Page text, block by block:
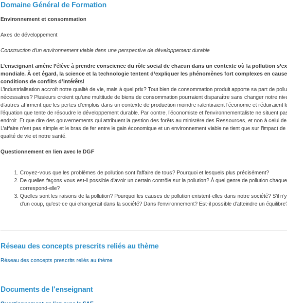
Domaine Général de Formation
Environnement et consommation
Axes de développement
Construction d’un environnement viable dans une perspective de développement durable
L’enseignant amène l’élève à prendre conscience du rôle social de chacun dans un contexte où la pollution
mondiale. À cet égard, la science et la technologie tentent d’expliquer les phénomènes fort complexes en
conditions de conflits d’intérêts!
L’industrialisation accroît notre qualité de vie, mais à quel prix? Tout bien de consommation produit apporte sa part de
nécessaires? Plusieurs croient qu’une multitude de biens de consommation pourraient disparaître sans changer notre
d’autres affirment que les pertes d’emplois dans un contexte de production moindre ralentiraient l’économie et réduiraient
l’équation que tente de résoudre le développement durable. Par contre, l’économiste et l’environnementaliste ne situent
endroit. Et que dire des gouvernements qui attribuent la gestion des forêts au ministère des Ressources, et non à celui de
L’affaire n’est pas simple et le bras de fer entre le gain économique et un environnement viable ne tient que sur l’impact
qualité de vie et notre santé.
Questionnement en lien avec le DGF
Croyez-vous que les problèmes de pollution sont l’affaire de tous? Pourquoi et lesquels plus précisément?
De quelles façons vous est-il possible d’avoir un certain contrôle sur la pollution? À quel genre de pollution
correspond-elle?
Quelles sont les raisons de la pollution? Pourquoi les causes de pollution existent-elles dans notre société? S’il
d’un coup, qu'est-ce qui changerait dans la société? Dans l’environnement? Est-il possible d’atteindre un
Réseau des concepts prescrits reliés au thème
Réseau des concepts prescrits reliés au thème
Documents de l'enseignant